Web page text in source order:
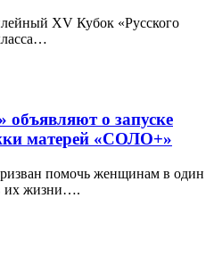
XV Кубок «Русского
о запуске
матерей «СОЛО+»
помочь женщинам в один
их жизни….